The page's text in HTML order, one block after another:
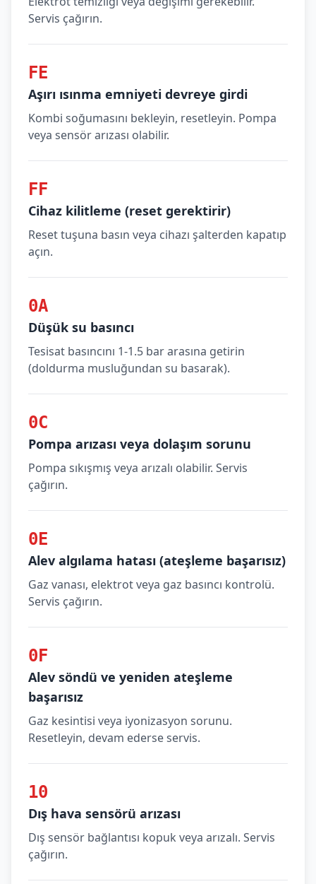
Servis çağırın.
FE
Aşırı ısınma emniyeti devreye girdi
Kombi soğumasını bekleyin, resetleyin. Pompa
veya sensör arızası olabilir.
FF
Cihaz kilitleme (reset gerektirir)
Reset tuşuna basın veya cihazı şalterden kapatıp
açın.
0A
Düşük su basıncı
Tesisat basıncını 1-1.5 bar arasına getirin
(doldurma musluğundan su basarak).
0C
Pompa arızası veya dolaşım sorunu
Pompa sıkışmış veya arızalı olabilir. Servis
çağırın.
0E
Alev algılama hatası (ateşleme başarısız)
Gaz vanası, elektrot veya gaz basıncı kontrolü.
Servis çağırın.
0F
Alev söndü ve yeniden ateşleme
başarısız
Gaz kesintisi veya iyonizasyon sorunu.
Resetleyin, devam ederse servis.
10
Dış hava sensörü arızası
Dış sensör bağlantısı kopuk veya arızalı. Servis
çağırın.